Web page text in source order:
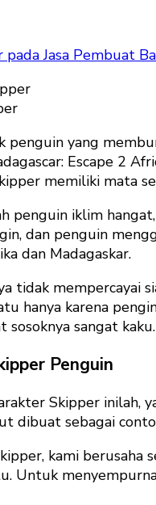
pada Jasa Pembuat
yang
Escape 2
memiliki mata
penguin iklim
dan penguin
dan Madagaskar.
tidak mempercayai
hanya karena
sangat kaku.
Penguin
Skipper
dibuat sebagai
kami
Untuk